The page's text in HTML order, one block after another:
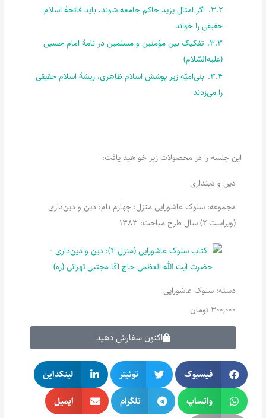
3.2. اگر امثال یزید حاکم جامعه شوند، باید فاتحۀ اسلام
حقیقی را خواند
3.3. تفکیک بین مؤمنین و مسلمین در نامۀ امام حسین
(علیه‌السّلام)
3.4. بنی‌امیّه زیر پوشش اسلام ظاهری، ریشۀ اسلام حقیقی
را می‌زدند
این جلسه را در محصولات زیر خواهید یافت:
دین و دینداری
مجموعه: سلوک عاشورایی منزل: چهارم نام: دین و دین‌داری
(ویراست 2) سال طرح مباحث: 1383
دسته:سلوک عاشورایی
300,000 تومان
اکنون سفارش دهید
فیسبوک توئیتر
لینکداین
واتساپ
تلگرام
ایمیل